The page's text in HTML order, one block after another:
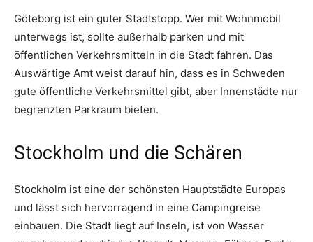
Göteborg ist ein guter Stadtstopp. Wer mit Wohnmobil
unterwegs ist, sollte außerhalb parken und mit
öffentlichen Verkehrsmitteln in die Stadt fahren. Das
Auswärtige Amt weist darauf hin, dass es in Schweden
gute öffentliche Verkehrsmittel gibt, aber Innenstädte nur
begrenzten Parkraum bieten.
Stockholm und die Schären
Stockholm ist eine der schönsten Hauptstädte Europas
und lässt sich hervorragend in eine Campingreise
einbauen. Die Stadt liegt auf Inseln, ist von Wasser